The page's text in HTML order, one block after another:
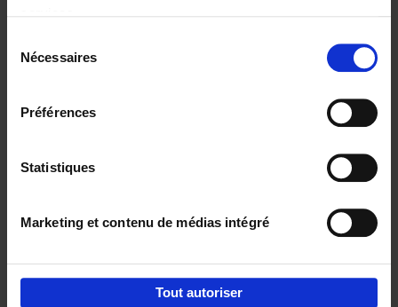
Nécessaires
Préférences
Statistiques
Marketing et contenu de médias intégré
Tout autoriser
Digital marketing like a PRO -
completely revised edition (EN)